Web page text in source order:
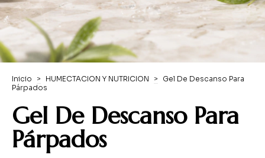
Inicio > HUMECTACION Y NUTRICION >
Gel De Descanso Para
Párpados
Gel De Descanso Para
Párpados